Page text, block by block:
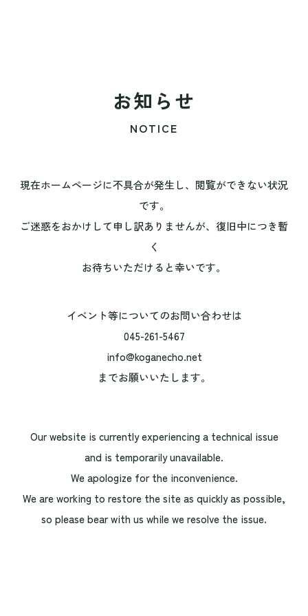
お知らせ
NOTICE
現在ホームページに不具合が発生し、閲覧ができない状況
です。
ご迷惑をおかけして申し訳ありませんが、復旧中につき暫
く
お待ちいただけると幸いです。
イベント等についてのお問い合わせは
045-261-5467
info@koganecho.net
までお願いいたします。
Our website is currently experiencing a technical issue
and is temporarily unavailable.
We apologize for the inconvenience.
We are working to restore the site as quickly as possible,
so please bear with us while we resolve the issue.